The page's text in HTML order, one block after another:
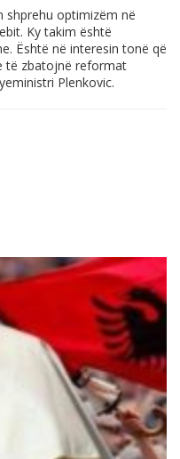
shprehu optimizëm në
Ky takim është
Është në interesin tonë që
të zbatojnë reformat
Plenkovic.